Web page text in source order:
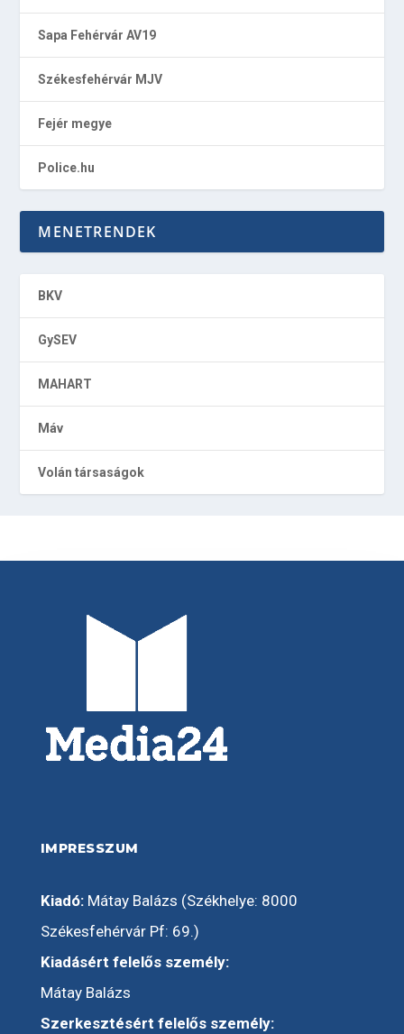
Sapa Fehérvár AV19
Székesfehérvár MJV
Fejér megye
Police.hu
MENETRENDEK
BKV
GySEV
MAHART
Máv
Volán társaságok
IMPRESSZUM
Kiadó:Mátay Balázs (Székhelye: 8000
Székesfehérvár Pf: 69.)
Kiadásért felelős személy:
Mátay Balázs
Szerkesztésért felelős személy: